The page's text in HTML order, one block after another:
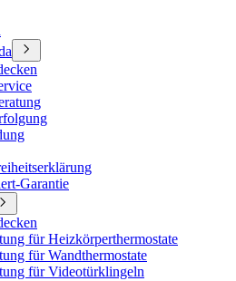
Garantie
für Heizkörperthermostate
für Wandthermostate
für Videotürklingeln